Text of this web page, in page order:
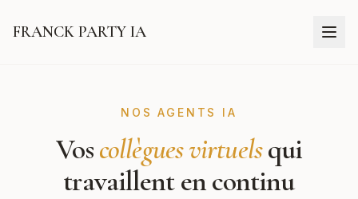
FRANCK PARTY IA
NOS AGENTS IA
Voscollègues virtuelsqui
travaillent en continu